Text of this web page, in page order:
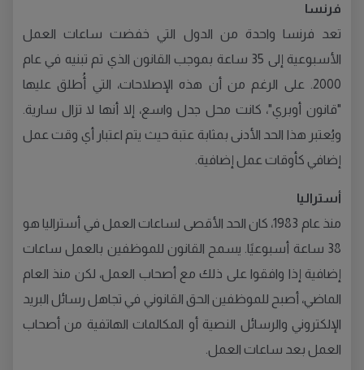
فرنسا
تعد فرنسا واحدة من الدول التي خفضت ساعات العمل
الأسبوعية إلى 35 ساعة بموجب القانون الذي تم تبنيه في عام
2000. على الرغم من أن هذه الإصلاحات، التي أُطلق عليها
"قانون أوبري"، كانت محل جدل واسع، إلا أنها لا تزال سارية.
ويُعتبر هذا الحد الأدنى بمثابة عتبة حيث يتم اعتبار أي وقت عمل
إضافي كأوقات عمل إضافية.
أستراليا
منذ عام 1983، كان الحد الأقصى لساعات العمل في أستراليا هو
38 ساعة أسبوعيًا. يسمح القانون للموظفين بالعمل ساعات
إضافية إذا وافقوا على ذلك مع أصحاب العمل، لكن منذ العام
الماضي، أصبح للموظفين الحق القانوني في تجاهل رسائل البريد
الإلكتروني والرسائل النصية أو المكالمات الهاتفية من أصحاب
العمل بعد ساعات العمل.